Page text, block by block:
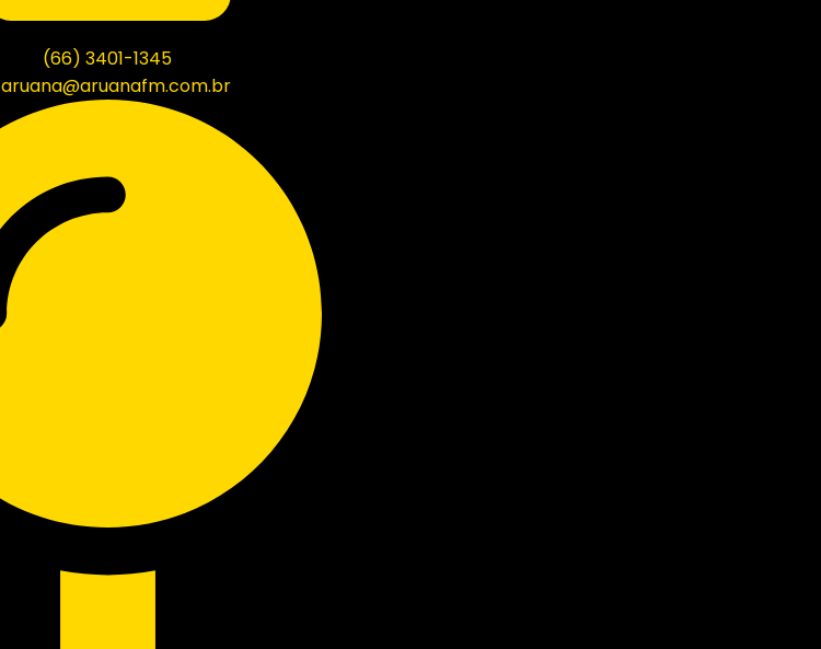
(66) 3401-1345
aruana@aruanafm.com.br